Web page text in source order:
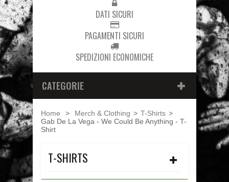
DATI SICURI
PAGAMENTI SICURI
SPEDIZIONI ECONOMICHE
CATEGORIE
Home > Merch & Clothing > T-Shirts >
Gab De La Vega - We Could Be Anything - T-
Shirt
T-SHIRTS